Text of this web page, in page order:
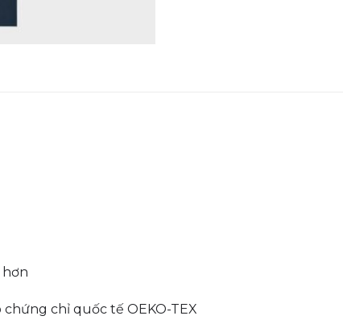
hơn
chỉ quốc tế OEKO-TEX